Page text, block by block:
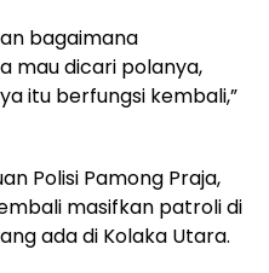
bagaimana
mau dicari polanya,
itu berfungsi kembali,”
Polisi Pamong Praja,
masifkan patroli di
ada di Kolaka Utara.